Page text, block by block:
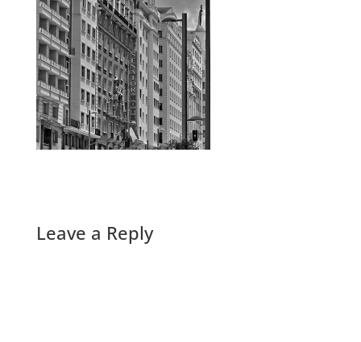
Leave a Reply